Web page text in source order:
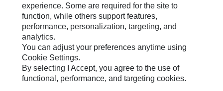
Le Mie Preferenze Di Marketing
Mappa Del Sito
Cookie Settings
Informazioni Legali
Tutela Della Privacy
experience. Some are required for the site to
function, while others support features,
performance, personalization, targeting, and
analytics.
You can adjust your preferences anytime using
Cookie Settings.
By selecting I Accept, you agree to the use of
functional, performance, and targeting cookies.